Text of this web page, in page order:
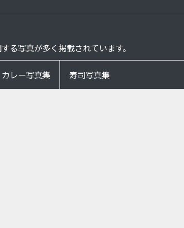
る写真が多く掲載されています。
カレー写真集 寿司写真集